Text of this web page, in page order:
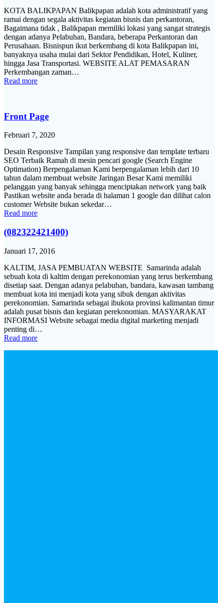
KOTA BALIKPAPAN Balikpapan adalah kota administratif yang
ramai dengan segala aktivitas kegiatan bisnis dan perkantoran,
Bagaimana tidak , Balikpapan memiliki lokasi yang sangat strategis
dengan adanya Pelabuhan, Bandara, beberapa Perkantoran dan
Perusahaan. Bisnispun ikut berkembang di kota Balikpapan ini,
banyaknya usaha mulai dari Sektor Pendidikan, Hotel, Kuliner,
hingga Jasa Transportasi. WEBSITE ALAT PEMASARAN
Perkembangan zaman…
Read more
Front Page
Februari 7, 2020
Desain Responsive Tampilan yang responsive dan template terbaru
SEO Terbaik Ramah di mesin pencari google (Search Engine
Optimation) Berpengalaman Kami berpengalaman lebih dari 10
tahun dalam membuat website Jaringan Besar Kami memiliki
pelanggan yang banyak sehingga menciptakan network yang baik
Pastikan website anda berada di halaman 1 google dan dilihat calon
customer Website bukan sekedar…
Read more
(082322421400)
Januari 17, 2016
KALTIM, JASA PEMBUATAN WEBSITE Samarinda adalah
sebuah kota di kaltim dengan perekonomian yang terus berkembang
disetiap saat. Dengan adanya pelabuhan, bandara, kawasan tambang
membuat kota ini menjadi kota yang sibuk dengan aktivitas
perekonomian. Samarinda sebagai ibukota provinsi kalimantan timur
adalah pusat bisnis dan kegiatan perekonomian. MASYARAKAT
INFORMASI Website sebagai media digital marketing menjadi
penting di…
Read more